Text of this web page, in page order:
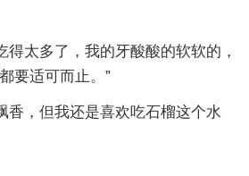
得太多了，我的牙酸酸的软软的，
要适可而止。”
香，但我还是喜欢吃石榴这个水